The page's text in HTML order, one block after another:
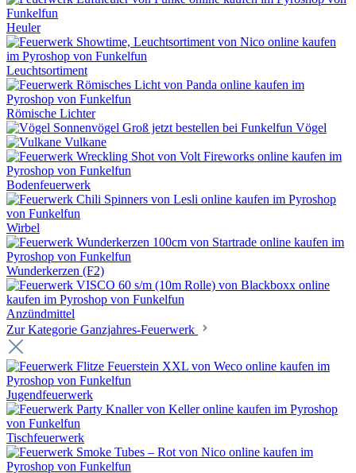
Heuler
Leuchtsortiment
Römische Lichter
Vögel
Vulkane
Bodenfeuerwerk
Wirbel
Wunderkerzen (F2)
Anzündmittel
Zur Kategorie Ganzjahres-Feuerwerk
Jugendfeuerwerk
Tischfeuerwerk